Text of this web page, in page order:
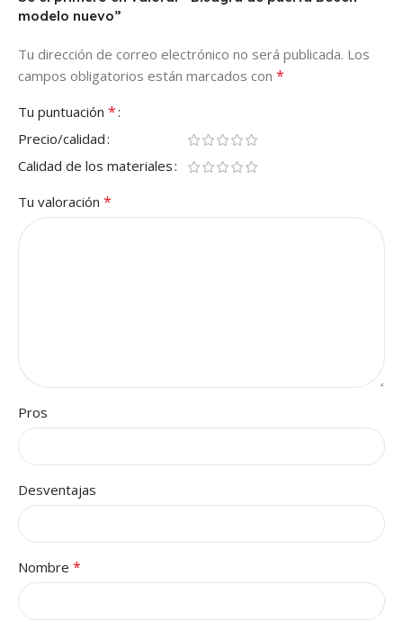
modelo nuevo”
Tu dirección de correo electrónico no será publicada. Los
campos obligatorios están marcados con *
Tu puntuación *
Precio/calidad
Calidad de los materiales
Tu valoración *
Pros
Desventajas
Nombre *